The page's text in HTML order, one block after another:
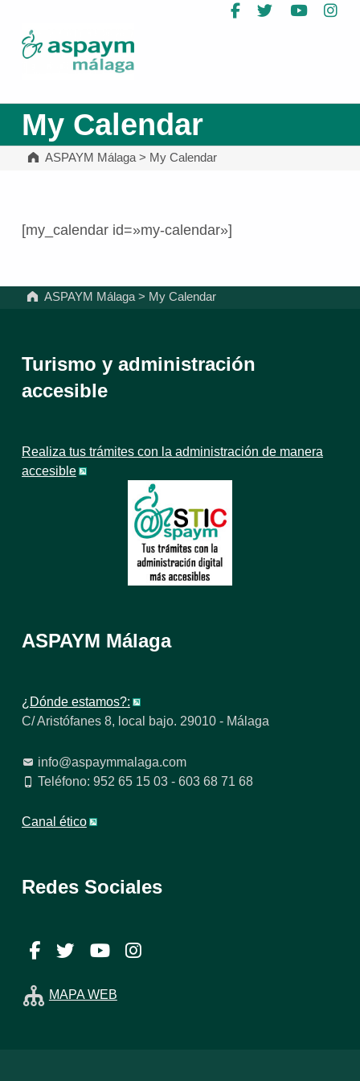
Facebook
Twitter
My Calendar
ASPAYM Málaga> My Calendar
[my_calendar id=»my-calendar»]
ASPAYM Málaga > My Calendar
Turismo y administración
accesible
Realiza tus trámites con la administración de manera
accesible
ASPAYM Málaga
¿Dónde estamos?:
C/ Aristófanes 8, local bajo. 29010 - Málaga
info@aspaymmalaga.com
Teléfono: 952 65 15 03 - 603 68 71 68
Canal ético
Redes Sociales
Facebook
TwitterYouTube
MAPA WEB